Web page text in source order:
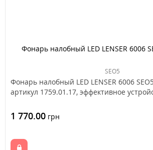
Фонарь налобный LED LENSER 6006
SEO5
Фонарь налобный LED LENSER 6006
артикул 1759.01.17, эффективное
1 770.00 грн